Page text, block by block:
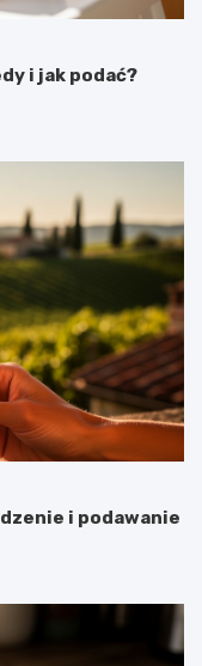
i jak podać?
i podawanie